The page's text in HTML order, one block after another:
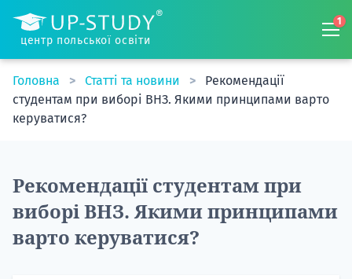
центр польської освіти
1
Головна Статті та новини
Рекомендації
студентам при виборі ВНЗ. Якими принципами варто
керуватися?
Рекомендації студентам при
виборі ВНЗ. Якими принципами
варто керуватися?